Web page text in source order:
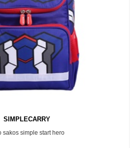
SIMPLECARRY
sakos simple start hero